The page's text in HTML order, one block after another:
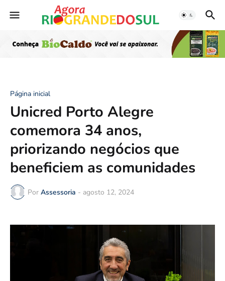
Página inicial
Unicred Porto Alegre
comemora 34 anos,
priorizando negócios que
beneficiem as comunidades
Por Assessoria - agosto 12, 2024